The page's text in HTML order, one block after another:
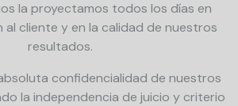
la proyectamos todos los días en
cliente y en la calidad de nuestros
resultados.
confidencialidad de nuestros
la independencia de juicio y criterio